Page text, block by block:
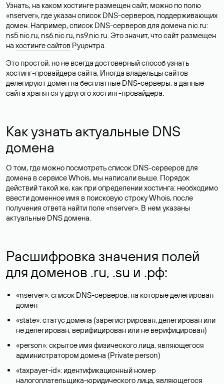
Узнать, на каком хостинге размещен сайт, можно по полю
«nserver», где указан список DNS-серверов, поддерживающих
домен. Например, список DNS-серверов для домена nic.ru:
ns5.nic.ru, ns6.nic.ru, ns9.nic.ru. Это значит, что сайт размещен
на хостинге сайтов Руцентра.
Это простой, но не всегда достоверный способ узнать
хостинг-провайдера сайта. Иногда владельцы сайтов
делегируют домен на бесплатные DNS-серверы, а данные
сайта хранятся у другого хостинг-провайдера.
Как узнать актуальные DNS
домена
О том, где можно посмотреть список DNS-серверов для
домена в сервисе Whois, мы написали выше. Порядок
действий такой же, как при определении хостинга: необходимо
ввести доменное имя в поисковую строку Whois, после
получения ответа найти поле «nserver». В нем указаны
актуальные DNS домена.
Расшифровка значения полей
для доменов .ru, .su и .рф:
«nserver»: список DNS-серверов, на которые делегирован
домен
«state»: статус домена (зарегистрирован, делегирован или
не делегирован, верифицирован или не верифицирован)
«person»: скрытое имя физического лица, являющегося
администратором домена (Privatе person)
«taxpayer-id»: идентификационный номер
налогоплательщика-юридического лица, являющегося